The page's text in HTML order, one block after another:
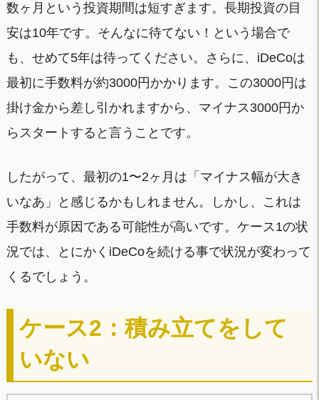
数ヶ月という投資期間は短すぎます。長期投資の目
安は10年です。そんなに待てない！という場合で
も、せめて5年は待ってください。さらに、iDeCoは
最初に手数料が約3000円かかります。この3000円は
掛け金から差し引かれますから、マイナス3000円か
らスタートすると言うことです。
したがって、最初の1〜2ヶ月は「マイナス幅が大き
いなあ」と感じるかもしれません。しかし、これは
手数料が原因である可能性が高いです。ケース1の状
況では、とにかくiDeCoを続ける事で状況が変わって
くるでしょう。
ケース2：積み立てをして
いない